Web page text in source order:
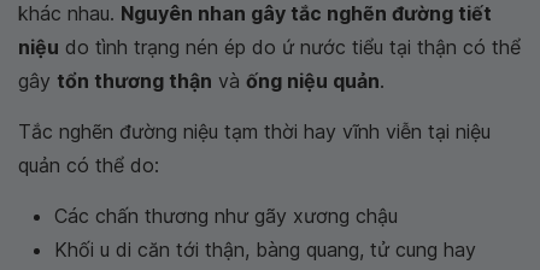
khác nhau. Nguyên nhan gây tắc nghẽn đường tiết
niệu do tình trạng nén ép do ứ nước tiểu tại thận có thể
gây tổn thương thận và ống niệu quản.
Tắc nghẽn đường niệu tạm thời hay vĩnh viễn tại niệu
quản có thể do:
Các chấn thương như gãy xương chậu
Khối u di căn tới thận, bàng quang, tử cung hay